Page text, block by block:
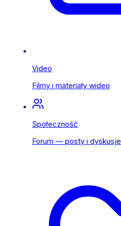
Video
Filmy i materiały wideo
Społeczność
Forum — posty i dyskusje